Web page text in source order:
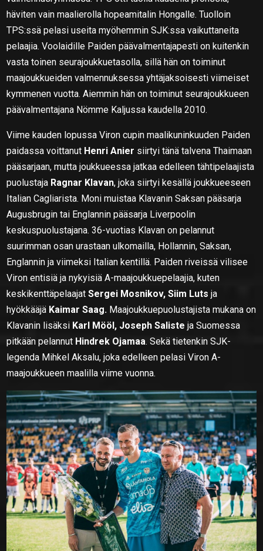
häviten vain maalierolla hopeamitalin Hongalle. Tuolloin
TPS:ssä pelasi useita myöhemmin SJK:ssa vaikuttaneita
pelaajia. Voolaidille Paiden päävalmentajapesti on kuitenkin
vasta toinen seurajoukkuetasolla, sillä hän on toiminut
maajoukkueiden valmennuksessa yhtäjaksoisesti viimeiset
kymmenen vuotta. Aiemmin hän on toiminut seurajoukkueen
päävalmentajana Nömme Kaljussa kaudella 2010.
Viime kauden lopussa Viron cupin maalikuninkuuden Paiden
paidassa voittanut Henri Anier siirtyi tänä talvena Thaimaan
pääsarjaan, mutta joukkueessa jatkaa edelleen tähtipelaajista
puolustaja Ragnar Klavan, joka siirtyi kesällä joukkueeseen
Italian Cagliarista. Moni muistaa Klavanin Saksan pääsarja
Augusbrugin tai Englannin pääsarja Liverpoolin
keskuspuolustajana. 36-vuotias Klavan on pelannut
suurimman osan urastaan ulkomailla, Hollannin, Saksan,
Englannin ja viimeksi Italian kentillä. Paiden riveissä vilisee
Viron entisiä ja nykyisiä A-maajoukkuepelaajia, kuten
keskikenttäpelaajatSergei Mosnikov, Siim Luts ja
hyökkääjä Kaimar Saag. Maajoukkuepuolustajista mukana on
Klavanin lisäksi Karl Mööl, Joseph Saliste ja Suomessa
pitkään pelannut Hindrek Ojamaa. Sekä tietenkin SJK-
legenda Mihkel Aksalu, joka edelleen pelasi Viron A-
maajoukkueen maalilla viime vuonna.